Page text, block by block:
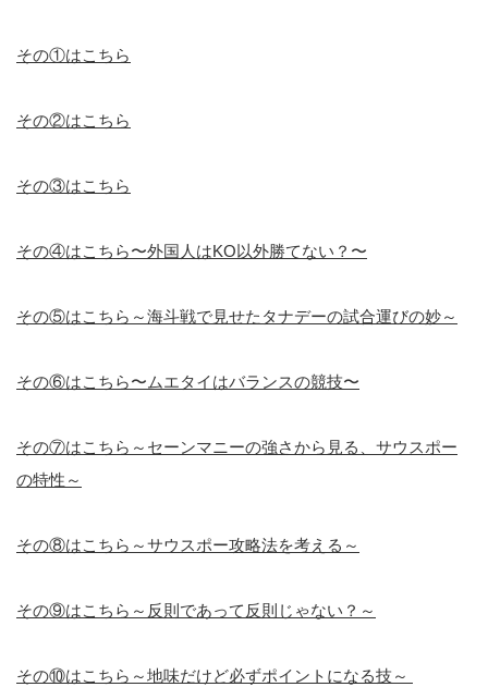
その①はこちら
その②はこちら
その③はこちら
その④はこちら〜外国人はKO以外勝てない？〜
その⑤はこちら～海斗戦で見せたタナデーの試合運びの妙～
その⑥はこちら〜ムエタイはバランスの競技〜
その⑦はこちら～セーンマニーの強さから見る、サウスポー
の特性～
その⑧はこちら～サウスポー攻略法を考える～
その⑨はこちら～反則であって反則じゃない？～
その⑩はこちら～地味だけど必ずポイントになる技～